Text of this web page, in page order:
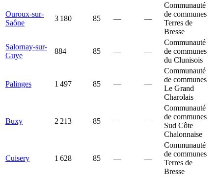
Ouroux-sur-
Saône
3 180 85 — —
Communauté
de communes
Terres de
Bresse
Salornay-sur-
Guye
884 85 — —
Communauté
de communes
du Clunisois
Palinges 1 497 85 — —
Communauté
de communes
Le Grand
Charolais
Buxy 2 213 85 — —
Communauté
de communes
Sud Côte
Chalonnaise
Cuisery 1 628 85 — —
Communauté
de communes
Terres de
Bresse